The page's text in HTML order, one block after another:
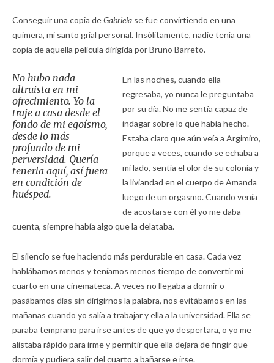
Conseguir una copia deGabriela se fue convirtiendo en una
quimera, mi santo grial personal. Insólitamente, nadie tenía una
copia de aquella película dirigida por Bruno Barreto.
No hubo nada
altruista en mi
ofrecimiento. Yo la
traje a casa desde el
fondo de mi egoísmo,
desde lo más
profundo de mi
perversidad. Quería
tenerla aquí, así fuera
en condición de
huésped.
En las noches, cuando ella
regresaba, yo nunca le preguntaba
por su día. No me sentía capaz de
indagar sobre lo que había hecho.
Estaba claro que aún veía a Argimiro,
porque a veces, cuando se echaba a
mi lado, sentía el olor de su colonia y
la liviandad en el cuerpo de Amanda
luego de un orgasmo. Cuando venía
de acostarse con él yo me daba
cuenta, siempre había algo que la delataba.
El silencio se fue haciendo más perdurable en casa. Cada vez
hablábamos menos y teníamos menos tiempo de convertir mi
cuarto en una cinemateca. A veces no llegaba a dormir o
pasábamos días sin dirigirnos la palabra, nos evitábamos en las
mañanas cuando yo salía a trabajar y ella a la universidad. Ella se
paraba temprano para irse antes de que yo despertara, o yo me
alistaba rápido para irme y permitir que ella dejara de fingir que
dormía y pudiera salir del cuarto a bañarse e irse.